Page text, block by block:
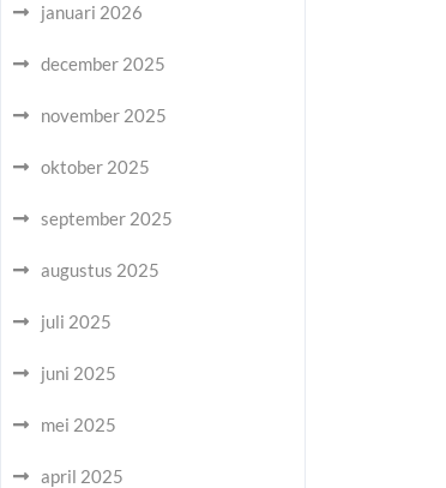
januari 2026
december 2025
november 2025
oktober 2025
september 2025
augustus 2025
juli 2025
juni 2025
mei 2025
april 2025